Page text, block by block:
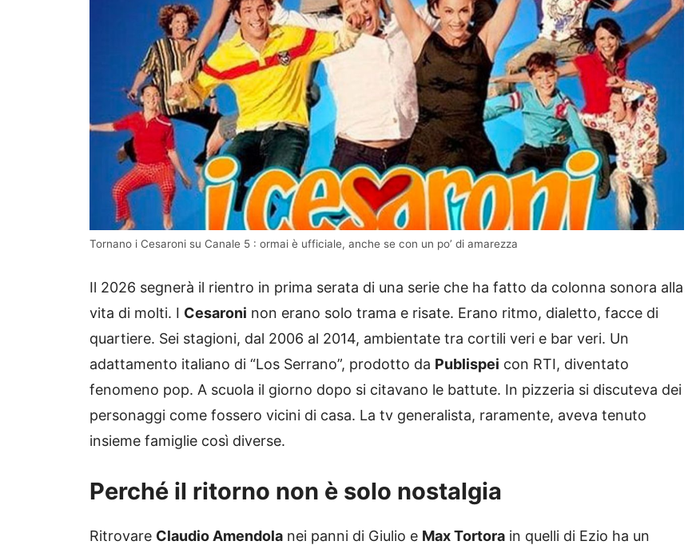
Tornano i Cesaroni su Canale 5 : ormai è ufficiale, anche se con un po’ di amarezza
Il 2026 segnerà il rientro in prima serata di una serie che ha fatto da colonna sonora alla
vita di molti. I Cesaroni non erano solo trama e risate. Erano ritmo, dialetto, facce di
quartiere. Sei stagioni, dal 2006 al 2014, ambientate tra cortili veri e bar veri. Un
adattamento italiano di “Los Serrano”, prodotto da Publispei con RTI, diventato
fenomeno pop. A scuola il giorno dopo si citavano le battute. In pizzeria si discuteva dei
personaggi come fossero vicini di casa. La tv generalista, raramente, aveva tenuto
insieme famiglie così diverse.
Perché il ritorno non è solo nostalgia
Ritrovare Claudio Amendola nei panni di Giulio e Max Tortora in quelli di Ezio ha un